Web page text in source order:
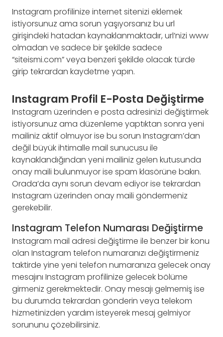
Instagram profilinize internet sitenizi eklemek
istiyorsunuz ama sorun yaşıyorsanız bu url
girişindeki hatadan kaynaklanmaktadır, url’nizi www
olmadan ve sadece bir şekilde sadece
“siteismi.com” veya benzeri şekilde olacak türde
girip tekrardan kaydetme yapın.
Instagram Profil E-Posta Değiştirme
Instagram üzerinden e posta adresinizi değiştirmek
istiyorsunuz ama düzenleme yaptıktan sonra yeni
mailiniz aktif olmuyor ise bu sorun Instagram’dan
değil büyük ihtimalle mail sunucusu ile
kaynaklandığından yeni mailiniz gelen kutusunda
onay maili bulunmuyor ise spam klasörüne bakın.
Orada’da aynı sorun devam ediyor ise tekrardan
Instagram üzerinden onay maili göndermeniz
gerekebilir.
Instagram Telefon Numarası Değiştirme
Instagram mail adresi değiştirme ile benzer bir konu
olan Instagram telefon numaranızı değiştirmeniz
taktirde yine yeni telefon numaranıza gelecek onay
mesajını Instagram profilinize gelecek bölüme
girmeniz gerekmektedir. Onay mesajı gelmemiş ise
bu durumda tekrardan gönderin veya telekom
hizmetinizden yardım isteyerek mesaj gelmiyor
sorununu çözebilirsiniz.